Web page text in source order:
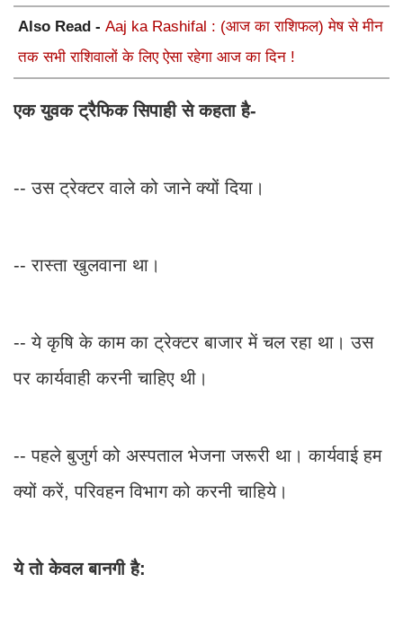
Also Read - Aaj ka Rashifal : (आज का राशिफल) मेष से मीन
तक सभी राशिवालों के लिए ऐसा रहेगा आज का दिन !
एक युवक ट्रैफिक सिपाही से कहता है-
-- उस ट्रेक्टर वाले को जाने क्यों दिया।
-- रास्ता खुलवाना था।
-- ये कृषि के काम का ट्रेक्टर बाजार में चल रहा था। उस
पर कार्यवाही करनी चाहिए थी।
-- पहले बुजुर्ग को अस्पताल भेजना जरूरी था। कार्यवाई हम
क्यों करें, परिवहन विभाग को करनी चाहिये।
ये तो केवल बानगी है: